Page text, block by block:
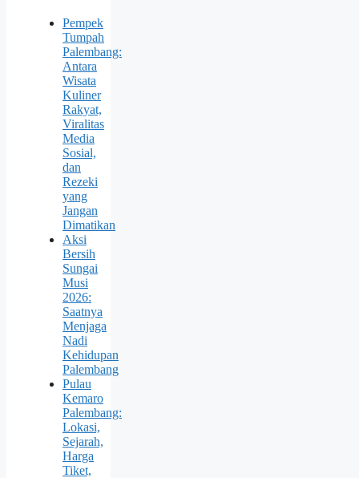
Pempek
Tumpah
Palembang:
Antara
Wisata
Kuliner
Rakyat,
Viralitas
Media
Sosial,
dan
Rezeki
yang
Jangan
Dimatikan
Aksi
Bersih
Sungai
Musi
2026:
Saatnya
Menjaga
Nadi
Kehidupan
Palembang
Pulau
Kemaro
Palembang:
Lokasi,
Sejarah,
Harga
Tiket,